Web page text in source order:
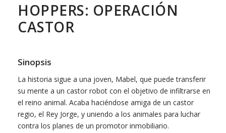
HOPPERS: OPERACIÓN
CASTOR
Sinopsis
La historia sigue a una joven, Mabel, que puede transferir
su mente a un castor robot con el objetivo de infiltrarse en
el reino animal. Acaba haciéndose amiga de un castor
regio, el Rey Jorge, y uniendo a los animales para luchar
contra los planes de un promotor inmobiliario.